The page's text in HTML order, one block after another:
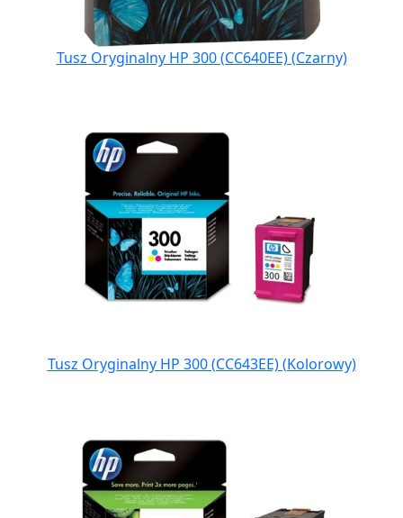
Tusz Oryginalny HP 300 (CC640EE) (Czarny)
Tusz Oryginalny HP 300 (CC643EE) (Kolorowy)